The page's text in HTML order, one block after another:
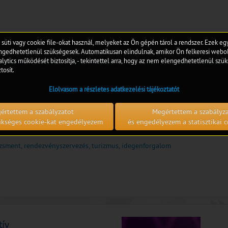
an-open-call-for-good-practices-on-school-culture-
rendezvényszervezés, turizmus, idegenforgalom
vagy cookie file-okat használ, melyeket az Ön gépén tárol a rendszer. Ezek
szükségesek. Automatikusan elindulnak, amikor Ön felkeresi
működését biztosítja, - tekintettel arra, hogy az nem elengedhetetlenül
Elolvasom a részletes adatkezelési tájékoztatót
a szabályzatot
cookie-kat engedélyezem
Megértettem a
és engedélyezem a statisztikai